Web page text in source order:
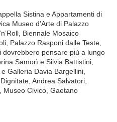
Sistina e Appartamenti di
Museo d’Arte di Palazzo
Biennale Mosaico
Palazzo Rasponi dalle Teste,
dovrebbero pensare più a lungo
Samorì e Silvia Battistini,
Galleria Davia Bargellini,
Andrea Salvatori,
Museo Civico, Gaetano